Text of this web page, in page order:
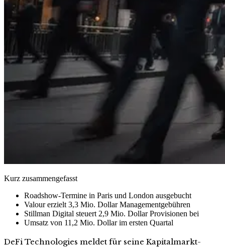
Kurz zusammengefasst
Roadshow-Termine in Paris und London ausgebucht
Valour erzielt 3,3 Mio. Dollar Managementgebühren
Stillman Digital steuert 2,9 Mio. Dollar Provisionen bei
Umsatz von 11,2 Mio. Dollar im ersten Quartal
DeFi Technologies meldet für seine Kapitalmarkt-